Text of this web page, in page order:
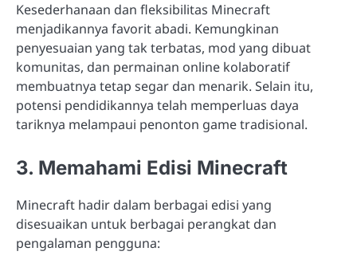
Kesederhanaan dan fleksibilitas Minecraft
menjadikannya favorit abadi. Kemungkinan
penyesuaian yang tak terbatas, mod yang dibuat
komunitas, dan permainan online kolaboratif
membuatnya tetap segar dan menarik. Selain itu,
potensi pendidikannya telah memperluas daya
tariknya melampaui penonton game tradisional.
3. Memahami Edisi Minecraft
Minecraft hadir dalam berbagai edisi yang
disesuaikan untuk berbagai perangkat dan
pengalaman pengguna: